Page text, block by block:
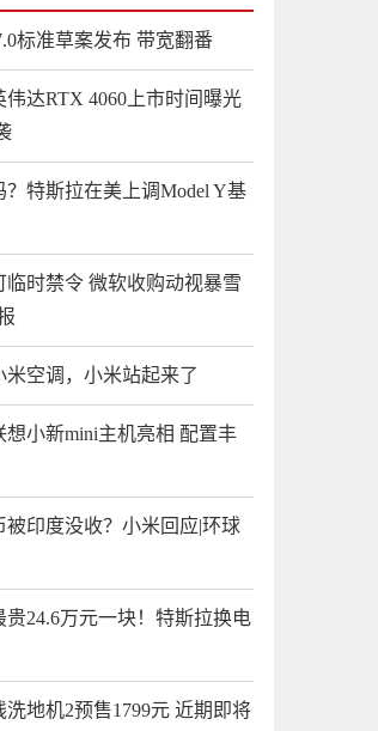
标准草案发布 带宽翻番
达RTX 4060上市时间曝光
？特斯拉在美上调Model Y基
临时禁令 微软收购动视暴雪
米空调，小米站起来了
想小新mini主机亮相 配置丰
被印度没收？小米回应|环球
贵24.6万元一块！特斯拉换电
地机2预售1799元 近期即将